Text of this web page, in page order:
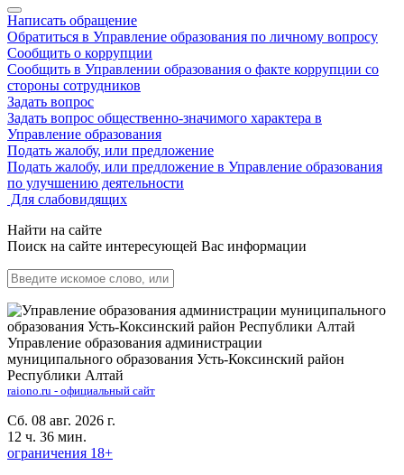
Написать обращение
Обратиться в Управление образования по личному вопросу
Сообщить о коррупции
Сообщить в Управлении образования о факте коррупции со
стороны сотрудников
Задать вопрос
Задать вопрос общественно-значимого характера в
Управление образования
Подать жалобу, или предложение
Подать жалобу, или предложение в Управление образования
по улучшению деятельности
Для слабовидящих
Найти на сайте
Поиск на сайте интересующей Вас информации
Управление образования администрации
муниципального образования Усть-Коксинский район
Республики Алтай
raiono.ru - официальный сайт
Сб. 08 авг. 2026 г.
12 ч. 36 мин.
ограничения 18+